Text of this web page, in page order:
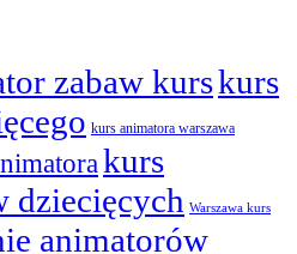
zabaw kurskurs
kurs animatora warszawa
kurs
dziecięcych Warszawa kurs
animatorów